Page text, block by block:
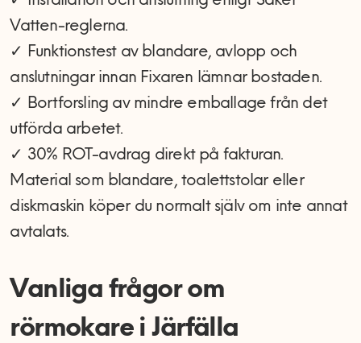
Vatten-reglerna.
✓ Funktionstest av blandare, avlopp och
anslutningar innan Fixaren lämnar bostaden.
✓ Bortforsling av mindre emballage från det
utförda arbetet.
✓ 30% ROT-avdrag direkt på fakturan.
Material som blandare, toalettstolar eller
diskmaskin köper du normalt själv om inte annat
avtalats.
Vanliga frågor om
rörmokare i Järfälla